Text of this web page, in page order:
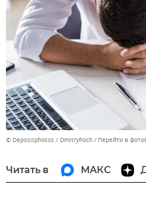
© Depositphotos / DmitryPoch Перейти в
Читать в МАКС